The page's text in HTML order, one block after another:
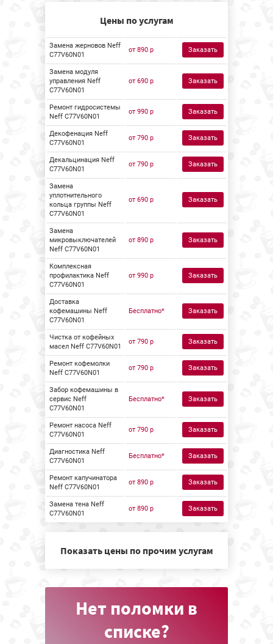
Цены по услугам
Замена жерновов Neff
C77V60N01
от 890 р Заказать
Замена модуля
управления Neff
C77V60N01
от 690 р Заказать
Ремонт гидросистемы
Neff C77V60N01
от 990 р Заказать
Декофенация Neff
C77V60N01
от 790 р Заказать
Декальцинация Neff
C77V60N01
от 790 р Заказать
Замена
уплотнительного
кольца группы Neff
C77V60N01
от 690 р Заказать
Замена
микровыключателей
Neff C77V60N01
от 890 р Заказать
Комплексная
профилактика Neff
C77V60N01
от 990 р Заказать
Доставка
кофемашины Neff
C77V60N01
Бесплатно* Заказать
Чистка от кофейных
масел Neff C77V60N01
от 790 р Заказать
Ремонт кофемолки
Neff C77V60N01
от 790 р Заказать
Забор кофемашины в
сервис Neff
C77V60N01
Бесплатно* Заказать
Ремонт насоса Neff
C77V60N01
от 790 р Заказать
Диагностика Neff
C77V60N01
Бесплатно* Заказать
Ремонт капучинатора
Neff C77V60N01
от 890 р Заказать
Замена тена Neff
C77V60N01
от 890 р Заказать
Показать цены по прочим услугам
Нет поломки в
списке?